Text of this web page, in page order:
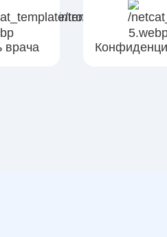
врача